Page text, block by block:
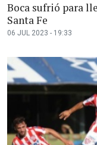
Boca sufrió para
Santa Fe
06 JUL 2023 - 19:33